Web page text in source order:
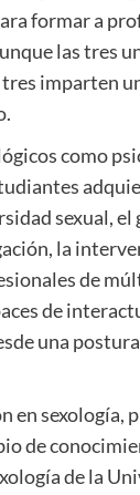
formar a
las tres
imparten
como
sexual,
la
de
de
una
en sexología,
de
de la